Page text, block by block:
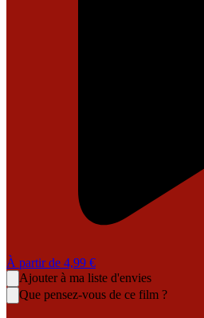
À partir de 4,99 €
Ajouter à ma liste d'envies
Que pensez-vous de ce film ?